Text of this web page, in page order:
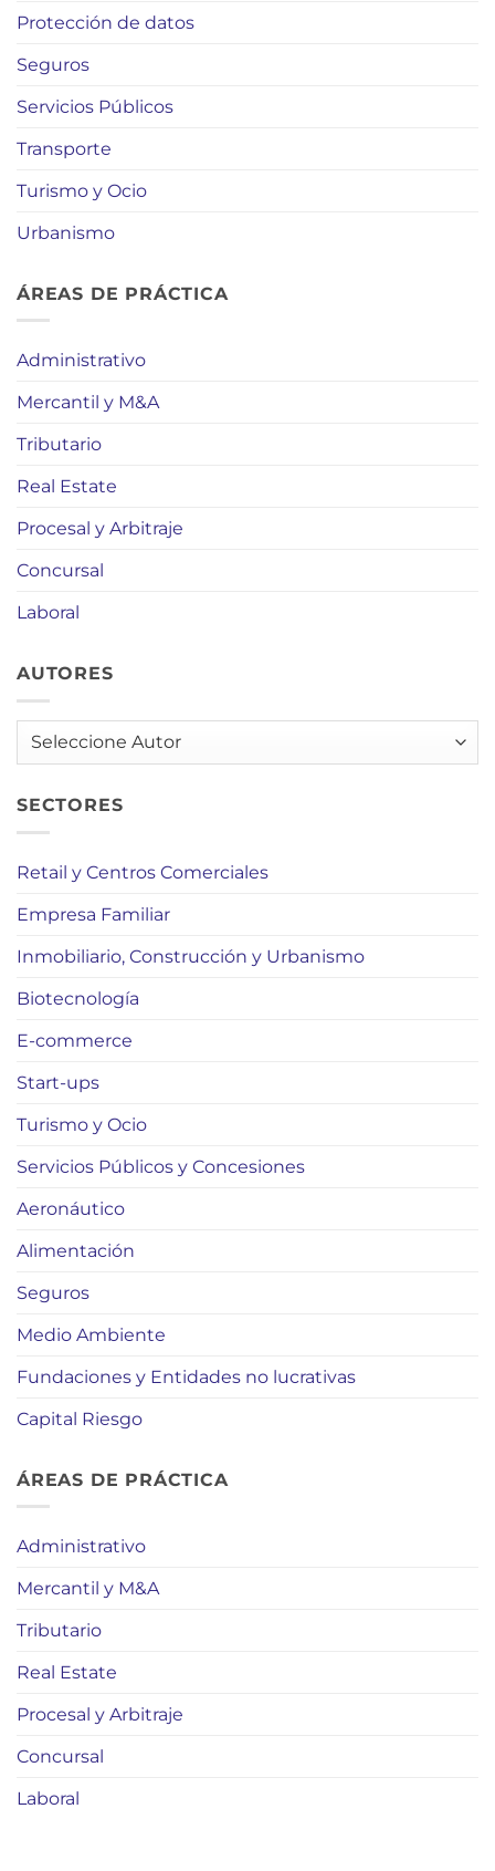
Protección de datos
Seguros
Servicios Públicos
Transporte
Turismo y Ocio
Urbanismo
ÁREAS DE PRÁCTICA
Administrativo
Mercantil y M&A
Tributario
Real Estate
Procesal y Arbitraje
Concursal
Laboral
AUTORES
AUTORES
SECTORES
Retail y Centros Comerciales
Empresa Familiar
Inmobiliario, Construcción y Urbanismo
Biotecnología
E-commerce
Start-ups
Turismo y Ocio
Servicios Públicos y Concesiones
Aeronáutico
Alimentación
Seguros
Medio Ambiente
Fundaciones y Entidades no lucrativas
Capital Riesgo
ÁREAS DE PRÁCTICA
Administrativo
Mercantil y M&A
Tributario
Real Estate
Procesal y Arbitraje
Concursal
Laboral